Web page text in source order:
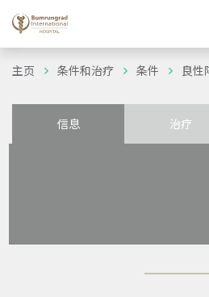
主页 条件和治疗 条件 良性
信息 治疗